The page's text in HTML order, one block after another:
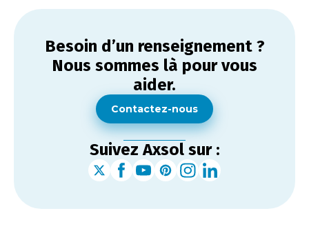
Besoin d’un renseignement ?
Nous sommes là pour vous
aider.
Contactez-nous
Suivez Axsol sur :